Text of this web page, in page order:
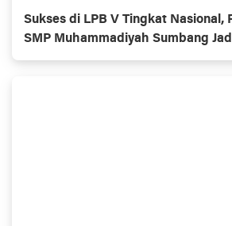
Sukses di LPB V Tingkat Nasional,
SMP Muhammadiyah Sumbang
Putra